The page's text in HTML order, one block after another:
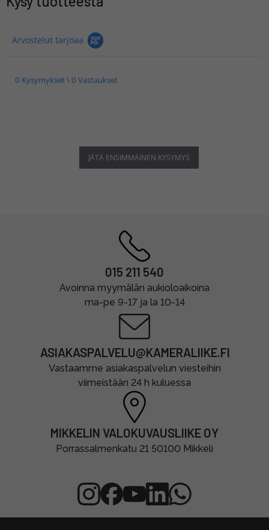
Arvostelut tarjoaa
0 Kysymykset \ 0 Vastaukset
JÄTÄ ENSIMMÄINEN KYSYMYS
015 211 540
Avoinna myymälän aukioloaikoina
ma-pe 9-17 ja la 10-14
ASIAKASPALVELU@KAMERALIIKE.FI
Vastaamme asiakaspalvelun viesteihin
viimeistään 24 h kuluessa
MIKKELIN VALOKUVAUSLIIKE OY
Porrassalmenkatu 21 50100 Mikkeli